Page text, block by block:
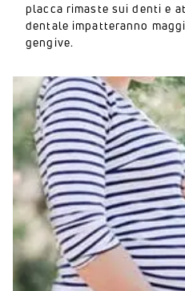
placca rimaste sui denti e
dentale impatteranno
gengive.